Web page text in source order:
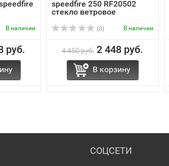
В наличии
руб.
speedfire 250 RF20502
стекло ветровое
(0) В наличии
4 450 руб. 2 448 руб.
В корзину
СОЦСЕТИ